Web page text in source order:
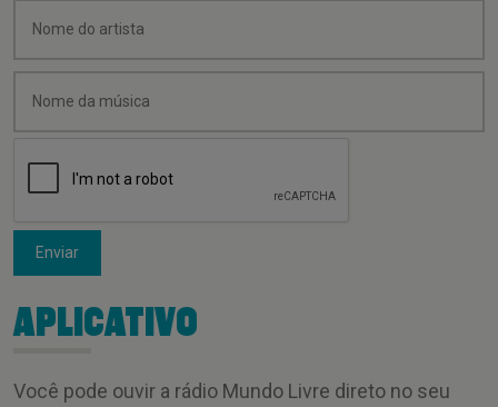
Enviar
APLICATIVO
Você pode ouvir a rádio Mundo Livre direto no seu